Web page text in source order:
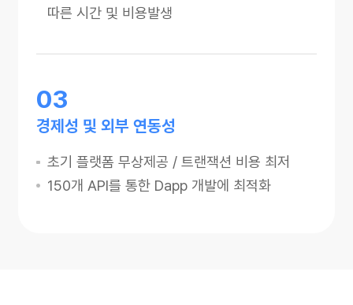
따른 시간 및 비용발생
03
경제성 및 외부 연동성
초기 플랫폼 무상제공 / 트랜잭션 비용 최저
150개 API를 통한 Dapp 개발에 최적화